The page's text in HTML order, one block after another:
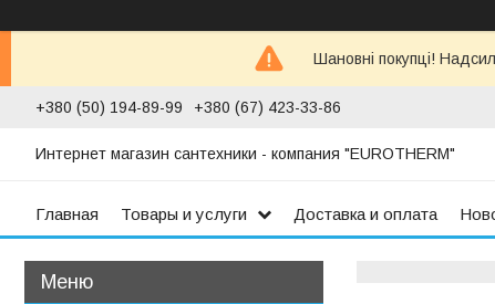
Шановні покупці!
+380 (50) 194-89-99 +380 (67) 423-33-86
Интернет магазин сантехники - компания "EUROTHERM"
Главная Товары и услуги Доставка и оплата